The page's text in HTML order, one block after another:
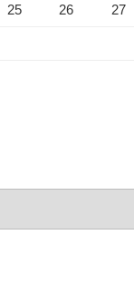
25 26 27